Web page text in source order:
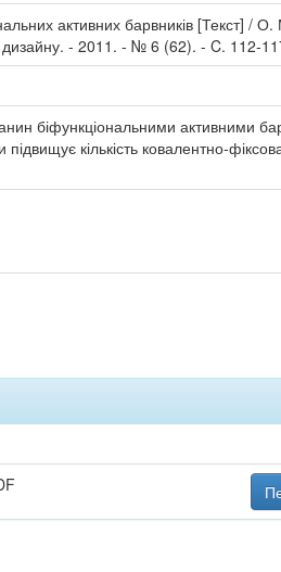
активних барвників [Текст]
дизайну. - 2011. - № 6 (62). - C. 112-
біфункціональними активними
кількість ковалентно-